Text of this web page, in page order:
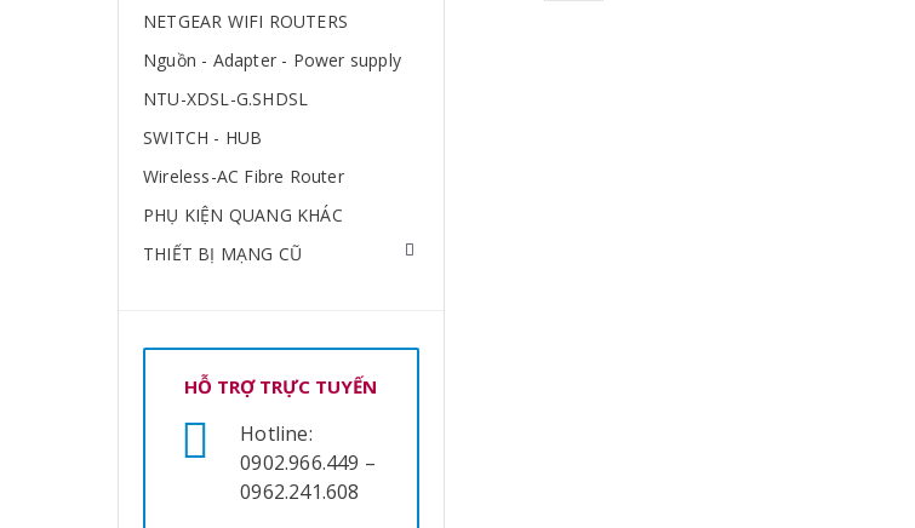
NETGEAR WIFI ROUTERS
Nguồn - Adapter - Power supply
NTU-XDSL-G.SHDSL
SWITCH - HUB
Wireless-AC Fibre Router
PHỤ KIỆN QUANG KHÁC
THIẾT BỊ MẠNG CŨ
HỖ TRỢ TRỰC TUYẾN
Hotline:
0902.966.449 –
0962.241.608